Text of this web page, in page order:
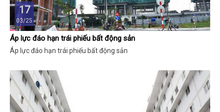
17
03/25
Áp lực đáo hạn trái phiếu bất động sản
Áp lực đáo hạn trái phiếu bất động sản